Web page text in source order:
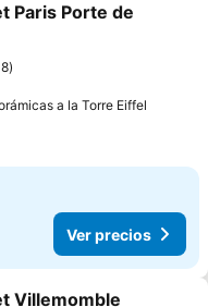
a favoritos
Paris Porte de
a la Torre Eiffel
Ver precios
Villemomble